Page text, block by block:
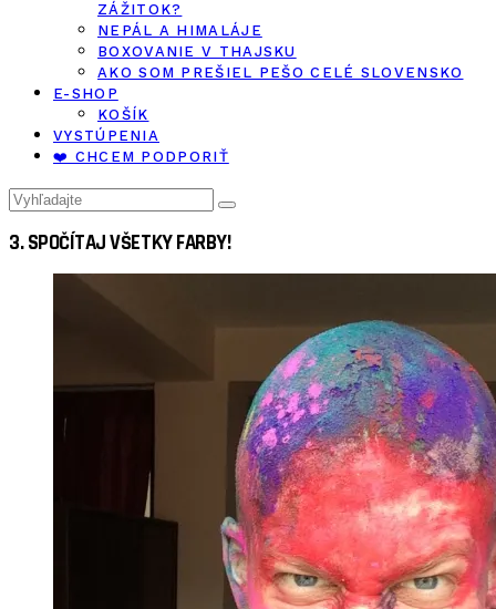
ZÁŽITOK?
NEPÁL A HIMALÁJE
BOXOVANIE V THAJSKU
AKO SOM PREŠIEL PEŠO CELÉ SLOVENSKO
E-SHOP
KOŠÍK
VYSTÚPENIA
❤️ CHCEM PODPORIŤ
3. SPOČÍTAJ VŠETKY FARBY!